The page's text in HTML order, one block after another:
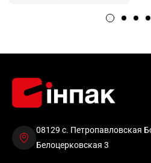
08129 с. Петропавловская
Белоцерковская 3